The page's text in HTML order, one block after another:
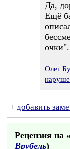
Да,
Ещё
Олег
+ добавить
Рецензия на
Врубель)